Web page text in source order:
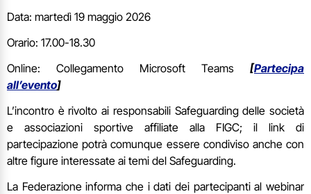
Data: martedì 19 maggio 2026
Orario: 17.00-18.30
Online: Collegamento Microsoft Teams [Partecipa
all’evento]
L’incontro è rivolto ai responsabili Safeguarding delle società
e associazioni sportive affiliate alla FIGC; il link di
partecipazione potrà comunque essere condiviso anche con
altre figure interessate ai temi del Safeguarding.
La Federazione informa che i dati dei partecipanti al webinar